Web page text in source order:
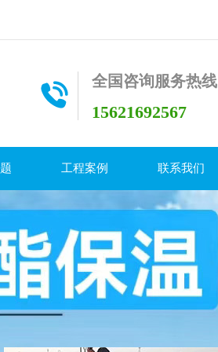
全国咨询服务热线
15621692567
工程案例 联系我们